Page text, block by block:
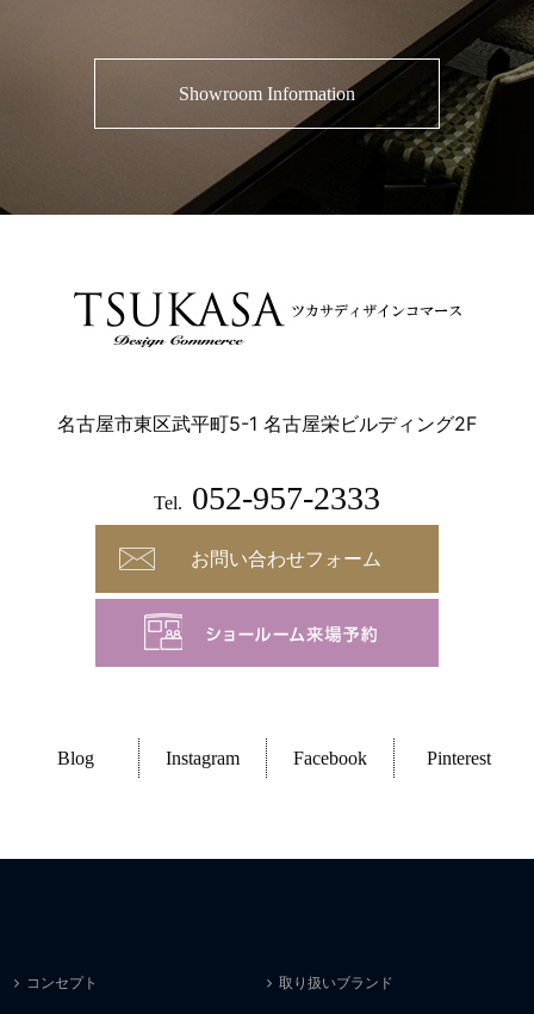
Showroom Information
名古屋市東区武平町5-1 名古屋栄ビルディング2F
Tel. 052-957-2333
お問い合わせフォーム
Blog Instagram Facebook Pinterest
コンセプト 取り扱いブランド